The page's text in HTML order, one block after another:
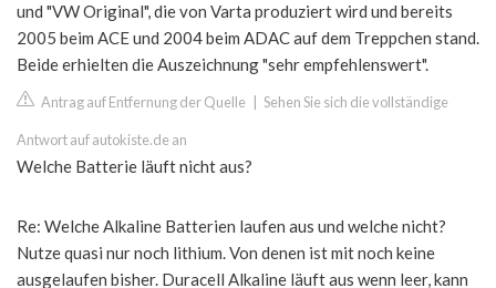
und "VW Original", die von Varta produziert wird und bereits
2005 beim ACE und 2004 beim ADAC auf dem Treppchen stand.
Beide erhielten die Auszeichnung "sehr empfehlenswert".
Antrag auf Entfernung der Quelle Sehen Sie sich die vollständige
Antwort auf autokiste.de an
Welche Batterie läuft nicht aus?
Re: Welche Alkaline Batterien laufen aus und welche nicht?
Nutze quasi nur noch lithium. Von denen ist mit noch keine
ausgelaufen bisher. Duracell Alkaline läuft aus wenn leer, kann